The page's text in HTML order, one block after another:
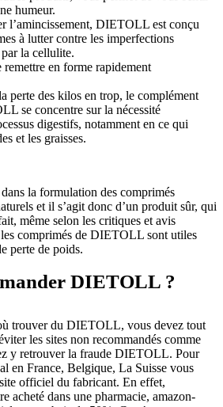
humeur.
l’amincissement, DIETOLL est conçu
à lutter contre les imperfections
par la cellulite.
remettre en forme rapidement
perte des kilos en trop, le complément
se concentre sur la nécessité
digestifs, notamment en ce qui
et les graisses.
la formulation des comprimés
et il s’agit donc d’un produit sûr, qui
même selon les critiques et avis
comprimés de DIETOLL sont utiles
perte de poids.
DIETOLL ?
trouver du DIETOLL, vous devez tout
les sites non recommandés comme
y retrouver la fraude DIETOLL. Pour
en France, Belgique, La Suisse vous
officiel du fabricant. En effet,
acheté dans une pharmacie, amazon-